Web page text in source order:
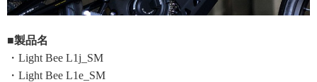
■製品名
・Light Bee L1j_SM
・Light Bee L1e_SM